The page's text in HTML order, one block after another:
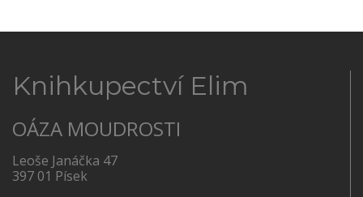
Knihkupectví Elim
OÁZA MOUDROSTI
Leoše Janáčka 47
397 01 Písek